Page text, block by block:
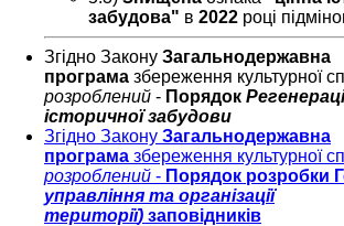
забудова" в 2022 році
Згідно Закону Загальнодержавна
програма збереження культурної
розроблений - Порядок
історичної забудови
Згідно Закону Загальнодержавна
програма збереження культурної
розроблений - Порядок розробки
управління та організації
території) заповідників